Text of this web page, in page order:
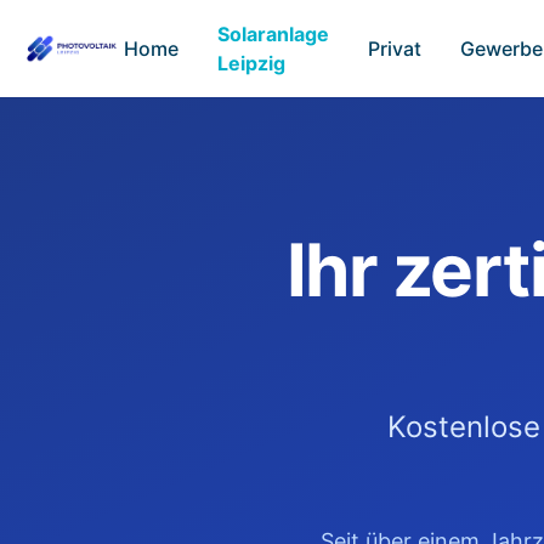
Home
Solaranlage
Leipzig
Privat Gewerbe
Ihr